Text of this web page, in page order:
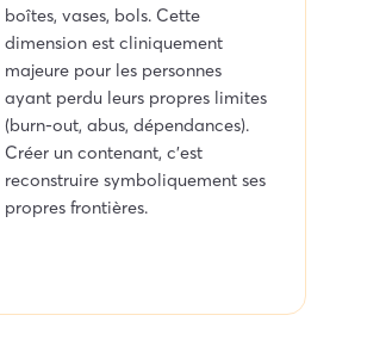
boîtes, vases, bols. Cette
dimension est cliniquement
majeure pour les personnes
ayant perdu leurs propres limites
(burn-out, abus, dépendances).
Créer un contenant, c’est
reconstruire symboliquement ses
propres frontières.